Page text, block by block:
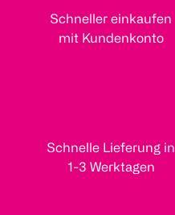
Schneller einkaufen
mit Kundenkonto
Schnelle Lieferung in
1-3 Werktagen